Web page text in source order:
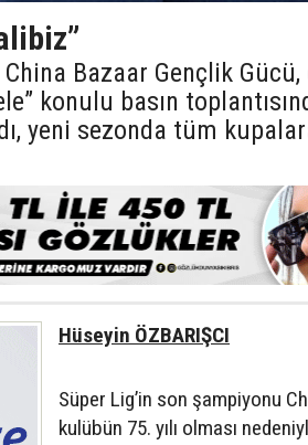
Bazaar Gençlik
konulu basın
yeni sezonda tüm
Hüseyin ÖZBARIŞCI
Süper Lig’in son şampiyonu
kulübün 75. yılı olması